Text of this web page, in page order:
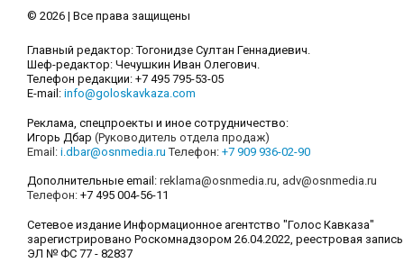
© 2026 | Все права защищены
Главный редактор: Тогонидзе Султан Геннадиевич.
Шеф-редактор: Чечушкин Иван Олегович.
Телефон редакции: +7 495 795-53-05
E-mail: info@goloskavkaza.com
Реклама, спецпроекты и иное сотрудничество:
Игорь Дбар (Руководитель отдела продаж)
Email: i.dbar@osnmedia.ru Телефон: +7 909 936-02-90
Дополнительные email: reklama@osnmedia.ru, adv@osnmedia.ru
Телефон: +7 495 004-56-11
Сетевое издание Информационное агентство "Голос Кавказа"
зарегистрировано Роскомнадзором 26.04.2022, реестровая запись
ЭЛ № ФС 77 - 82837